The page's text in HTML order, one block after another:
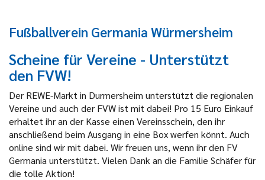
Fußballverein Germania Würmersheim
Scheine für Vereine - Unterstützt
den FVW!
Der REWE-Markt in Durmersheim unterstützt die regionalen
Vereine und auch der FVW ist mit dabei! Pro 15 Euro Einkauf
erhaltet ihr an der Kasse einen Vereinsschein, den ihr
anschließend beim Ausgang in eine Box werfen könnt. Auch
online sind wir mit dabei. Wir freuen uns, wenn ihr den FV
Germania unterstützt. Vielen Dank an die Familie Schäfer für
die tolle Aktion!